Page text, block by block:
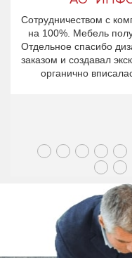
Сотрудничеством с
на 100%. Мебель
Отдельное спасибо
заказом и создавал
органично